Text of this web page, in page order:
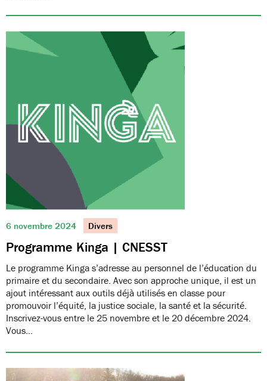
6 novembre 2024 Divers
Programme Kinga | CNESST
Le programme Kinga s’adresse au personnel de l’éducation du
primaire et du secondaire. Avec son approche unique, il est un
ajout intéressant aux outils déjà utilisés en classe pour
promouvoir l’équité, la justice sociale, la santé et la sécurité.
Inscrivez-vous entre le 25 novembre et le 20 décembre 2024.
Vous…